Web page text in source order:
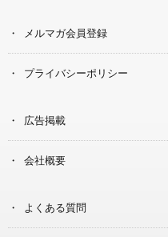
メルマガ会員登録
プライバシーポリシー
広告掲載
会社概要
よくある質問